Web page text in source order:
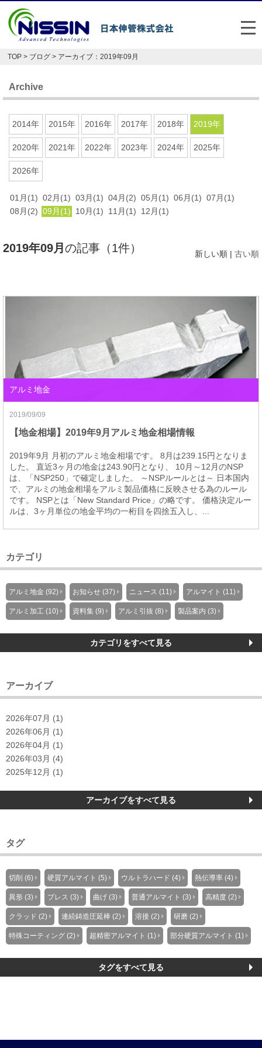
メ
日本伸管の強み
お悩み解決事例
企業情報
FAQ
048-477-7331 受付時間：平日8:30～17:30
TOP > ブログ > アーカイブ：2019年09月
Archive
2014年 2015年 2016年 2017年 2018年 2019年
2020年 2021年 2022年 2023年 2024年 2025年
2026年
01月(1) 02月(1) 03月(1) 04月(2) 05月(1) 06月(1) 07月(1)
08月(2) 09月(1) 10月(1) 11月(1) 12月(1)
2019年09月 の記事（1件） 新しい順 | 古い順
アルミ地金
2019/09/09
【地金相場】2019年9月アルミ地金相場情報
2019年9月 月初のアルミ地金相場です。 8月は239.15円となりま
した。 直近3ヶ月の地金は243.90円となり、 10月～12月のNSP
は、「NSP250」で確定しました。 ～NSPルールとは～ 日本国内
で、アルミの地金相場をアルミ製品価格に反映させる為のルール
です。 NSPとは「New Standard Price」の略です。 価格決定ルー
ルは、3ヶ月単位の地金平均の一桁目を四捨五入し、...
カテゴリ
アルミ地金 (92) お知らせ (37) ニュース (11) アルマイト (11)
アルミ加工 (10) 資料集 (9) アルミ引抜 (8) 製品案内 (3)
カテゴリをすべて見る
アーカイブ
2026年07月 (1)
2026年06月 (1)
2026年04月 (1)
2026年03月 (4)
2025年12月 (1)
アーカイブをすべて見る
タグ
切削 (6) 硬質アルマイト (5) ウルトラハード (4) 熱伝導率 (4)
異形 (3) プレス (3) 曲げ (3) 普通アルマイト (3) 高精度 (2)
クラッド (2) 連続鋳造圧延棒 (2) 溶接 (2) 研磨 (2)
特殊コーティング (2) 超精密アルマイト (1) 部分硬質アルマイト (1)
タグをすべて見る